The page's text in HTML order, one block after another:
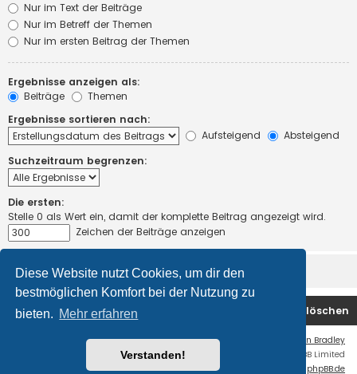
Diese Website nutzt Cookies, um dir den
bestmöglichen Komfort bei der Nutzung zu
bieten. Mehr erfahren
Verstanden!
Nur im Text der Beiträge
Nur im Betreff der Themen
Nur im ersten Beitrag der Themen
Ergebnisse anzeigen als:
Beiträge
Themen
Ergebnisse sortieren nach:
Aufsteigend
Absteigend
Suchzeitraum begrenzen:
Die ersten:
Stelle 0 als Wert ein, damit der komplette Beitrag angezeigt wird.
Zeichen der Beiträge anzeigen
Startseite Foren-Übersicht Alle Cookies löschen
Ian Bradley
Powered byphpBB
® Forum Software © phpBB Limited
Deutsche Übersetzung durch phpBB.de